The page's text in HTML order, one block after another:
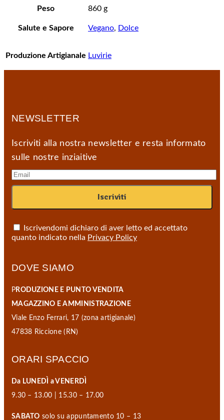
Peso 860 g
Salute e Sapore Vegano, Dolce
Produzione Artigianale Luvirie
NEWSLETTER
Iscriviti alla nostra newsletter e resta informato
sulle nostre inziaitive
Iscrivendomi dichiaro di aver letto ed accettato
quanto indicato nella Privacy Policy
DOVE SIAMO
P RODUZIONE E PUNTO VENDITA
MAGAZZINO E AMMINISTRAZIONE
Viale Enzo Ferrari, 17 (zona artigianale)
47838 Riccione (RN)
ORARI SPACCIO
Da LUNEDÌ a VENERDÌ
9.30 – 13.00 | 15.30 – 17.00
SABATO solo su appuntamento 10 – 13